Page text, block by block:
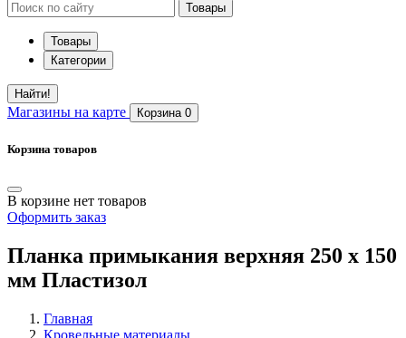
Товары
Товары
Категории
Найти!
Магазины на карте Корзина 0
Корзина товаров
В корзине нет товаров
Оформить заказ
Планка примыкания верхняя 250 х 150
мм Пластизол
Главная